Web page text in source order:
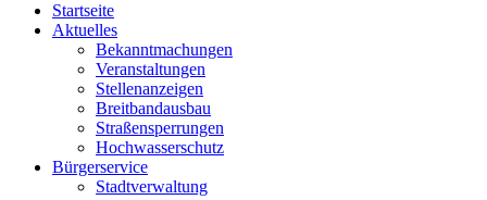
Startseite
Aktuelles
Bekanntmachungen
Veranstaltungen
Stellenanzeigen
Breitbandausbau
Straßensperrungen
Hochwasserschutz
Bürgerservice
Stadtverwaltung